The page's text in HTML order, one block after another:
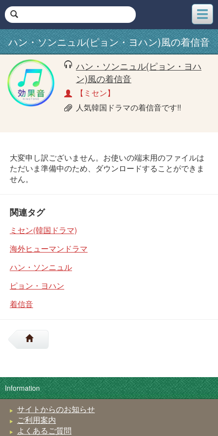
メ
ニ
ュ
ー
ハン・ソンニュル(ピョン・ヨハン)風の着信音
ハン・ソンニュル(ピョン・ヨハ
ン)風の着信音
【ミセン】
人気韓国ドラマの着信音です!!
大変申し訳ございません。お使いの端末用のファイルは
ただいま準備中のため、ダウンロードすることができま
せん。
関連タグ
ミセン(韓国ドラマ)
海外ヒューマンドラマ
ハン・ソンニュル
ピョン・ヨハン
着信音
Information
サイトからのお知らせ
ご利用案内
よくあるご質問